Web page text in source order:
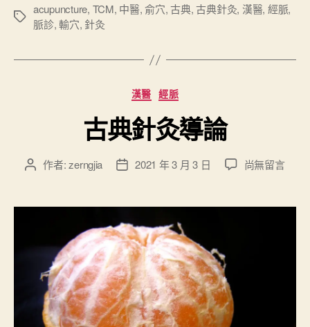
針
法
”
標
acupuncture, TCM, 中醫, 俞穴,古典,古典針灸, 漢醫, 經脈,
脈診,輸穴, 針灸
分
類
漢醫 經脈
古典針灸導論
文
者
作者:zerngjia
文
佈
日
期
2021 年 3 月 3 日
在
典
尚無留言